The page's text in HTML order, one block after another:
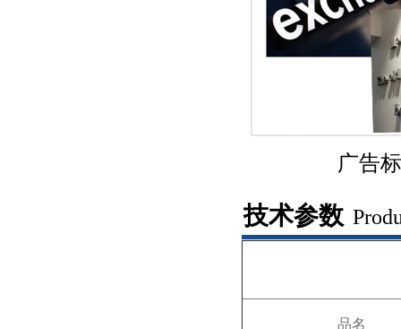
广告
技术参数
品名